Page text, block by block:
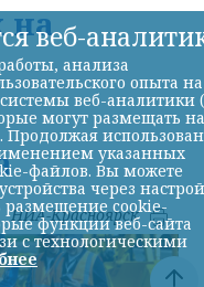
на
НИА-Красноярск
веб-
анализа
опыта на
системы веб-аналитики
могут размещать на
указанных
файлов. Вы можете
через
размещение cookie-
функции веб-сайта
с технологическими